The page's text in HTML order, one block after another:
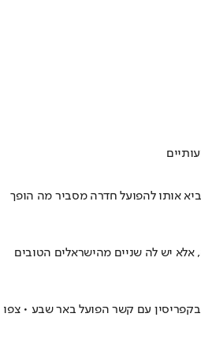
אותו להפועל חדרה מסביר מה הופך
ולוקאס ונטורה, אלא יש לה שניים מהישראלים הטובים
עם קשר הפועל באר שבע • צפו